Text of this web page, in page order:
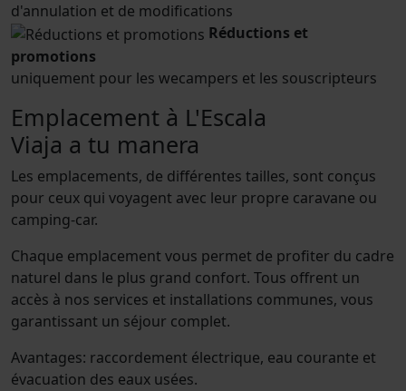
d'annulation et de modifications
Réductions et
promotions
uniquement pour les wecampers et les souscripteurs
Emplacement à L'Escala
Viaja a tu manera
Les emplacements, de différentes tailles, sont conçus
pour ceux qui voyagent avec leur propre caravane ou
camping-car.
Chaque emplacement vous permet de profiter du cadre
naturel dans le plus grand confort. Tous offrent un
accès à nos services et installations communes, vous
garantissant un séjour complet.
Avantages: raccordement électrique, eau courante et
évacuation des eaux usées.